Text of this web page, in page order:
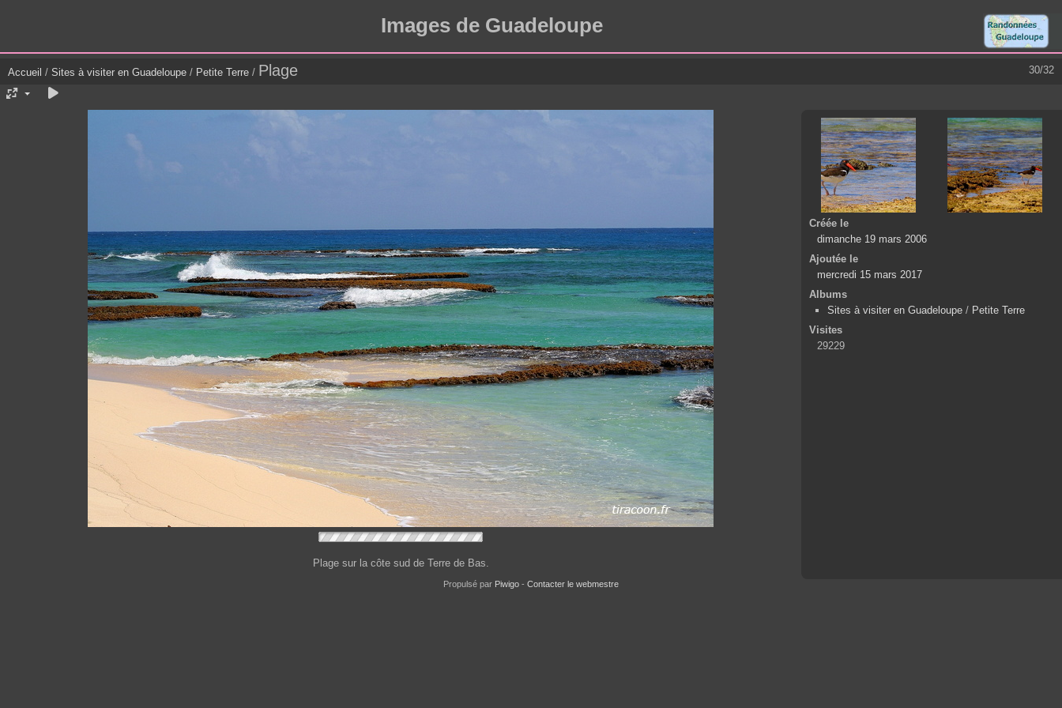
Images de Guadeloupe
30/32
Accueil / Sites à visiter en Guadeloupe / Petite Terre / Plage
Plage sur la côte sud de Terre de Bas.
Créée le
dimanche 19 mars 2006
Ajoutée le
mercredi 15 mars 2017
Albums
Sites à visiter en Guadeloupe / Petite Terre
Visites
29229
Propulsé par Piwigo - Contacter le webmestre